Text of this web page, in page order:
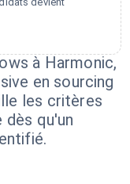
à Harmonic,
en sourcing
les critères
qu'un